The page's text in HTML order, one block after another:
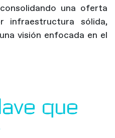
una oferta
infraestructura sólida,
visión enfocada en el
que